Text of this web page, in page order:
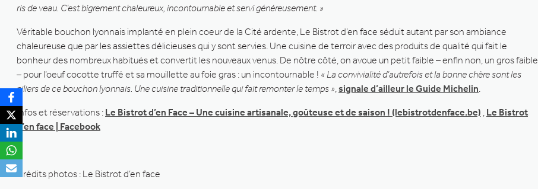
ris de veau. C’est bigrement chaleureux, incontournable et servi généreusement. »
Véritable bouchon lyonnais implanté en plein coeur de la Cité ardente, Le Bistrot d’en face séduit autant par son ambiance
chaleureuse que par les assiettes délicieuses qui y sont servies. Une cuisine de terroir avec des produits de qualité qui fait le
bonheur des nombreux habitués et convertit les nouveaux venus. De nôtre côté, on avoue un petit faible – enfin non, un gros faible
– pour l’oeuf cocotte truffé et sa mouillette au foie gras : un incontournable ! « La convivialité d’autrefois et la bonne chère sont les
piliers de ce bouchon lyonnais. Une cuisine traditionnelle qui fait remonter le temps »,signale d’ailleur le Guide Michelin.
Infos et réservations : Le Bistrot d’en Face – Une cuisine artisanale, goûteuse et de saison ! (lebistrotdenface.be) , Le Bistrot
d’en face | Facebook
Crédits photos : Le Bistrot d’en face